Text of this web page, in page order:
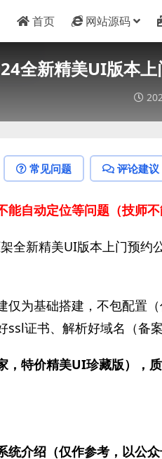
首页 网站源码
全新精美UI版本上
常见问题 评论建议
能自动定位等问题（技师不
全新精美UI版本上门预约
仅为基础搭建，不包配置
ssl证书、解析好域名（备
，特价精美UI珍藏版），
统介绍（仅作参考，以公众